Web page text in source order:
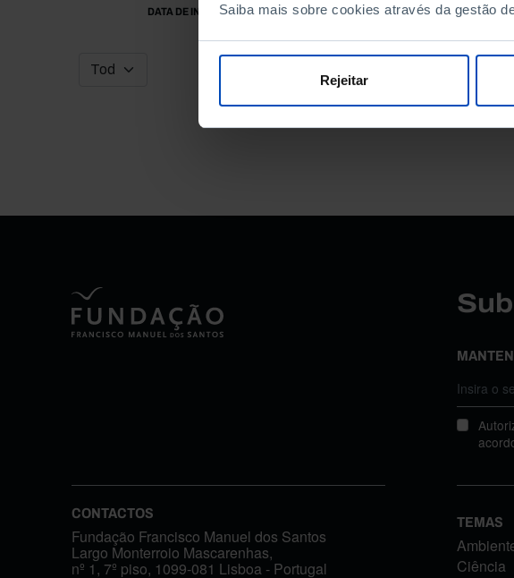
Saiba mais sobre cookies através da gestão
Rejeitar
DATA DE INÍCIO
DATA
CONTACTOS
Fundação Francisco Manuel dos Santos
Largo Monterroio Mascarenhas,
nº 1, 7º piso, 1099-081 Lisboa - Portugal
TEMAS
Ciência